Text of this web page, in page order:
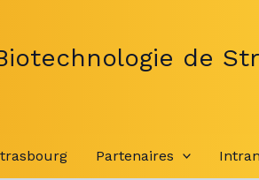
de
Partenaires